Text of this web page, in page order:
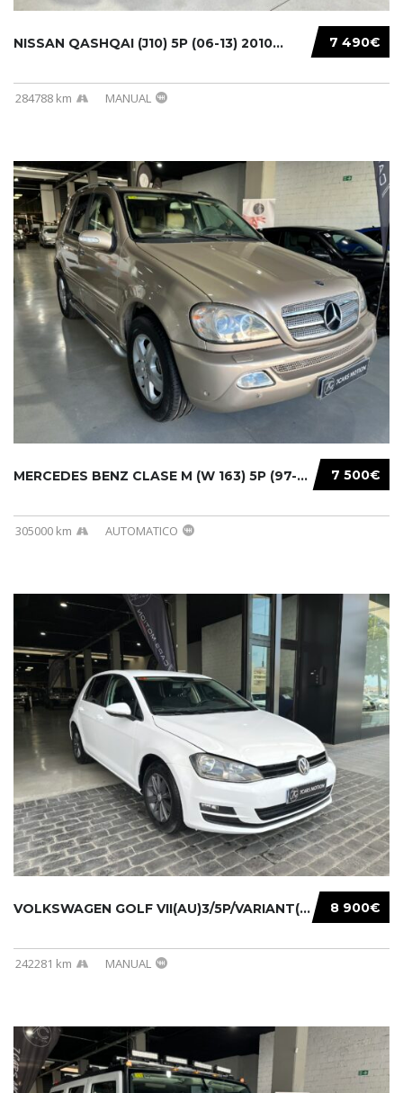
7 490€
NISSAN QASHQAI (J10) 5P (06-13) 2010...
284788 km MANUAL
7 500€
MERCEDES BENZ CLASE M (W 163) 5P (97-05) 200...
305000 km AUTOMATICO
8 900€
VOLKSWAGEN GOLF VII(AU)3/5P/VARIANT(12-16 20...
242281 km MANUAL